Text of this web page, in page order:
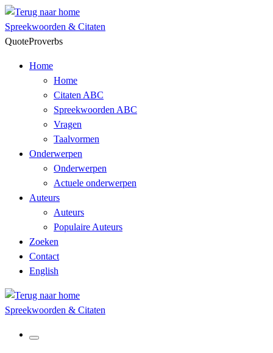
Skip
to
content
Spreekwoorden & Citaten
QuoteProverbs
Home
Home
Citaten ABC
Spreekwoorden ABC
Vragen
Taalvormen
Onderwerpen
Onderwerpen
Actuele onderwerpen
Auteurs
Auteurs
Populaire Auteurs
Zoeken
Contact
English
Spreekwoorden & Citaten
Menu